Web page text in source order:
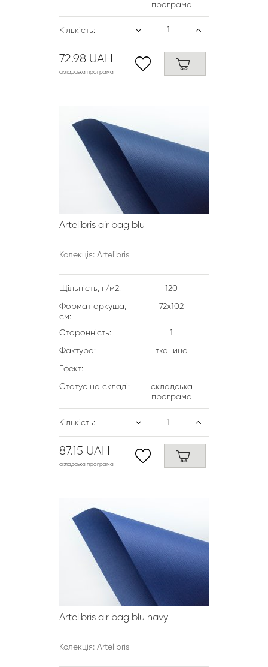
програма
Кількість:
72.98 UAH
складська програма
Artelibris air bag blu
Колекція: Artelibris
Щільність, г/м2: 120
Формат аркуша,
см:
72х102
Сторонність: 1
Фактура: тканина
Ефект:
Статус на складі:
складська
програма
Кількість:
87.15 UAH
складська програма
Artelibris air bag blu navy
Колекція: Artelibris